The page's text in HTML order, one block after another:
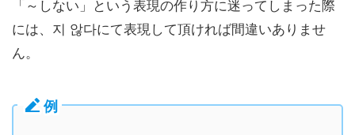
「～しない」という表現の作り方に迷ってしまった際
には、지 않다にて表現して頂ければ間違いありませ
ん。
例